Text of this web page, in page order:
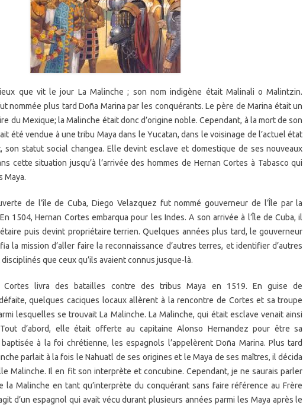
que vit le jour La Malinche ; son nom indigène était Malinali o Malintzin.
nommée plus tard Doña Marina par les conquérants. Le père de Marina était un
du Mexique; la Malinche était donc d’origine noble. Cependant, à la mort de son
été vendue à une tribu Maya dans le Yucatan, dans le voisinage de l’actuel état
son statut social changea. Elle devint esclave et domestique de ses nouveaux
cette situation jusqu’à l’arrivée des hommes de Hernan Cortes à Tabasco qui
Maya.
de l’île de Cuba, Diego Velazquez fut nommé gouverneur de l’Île par la
1504, Hernan Cortes embarqua pour les Indes. A son arrivée à l’Île de Cuba, il
puis devint propriétaire terrien. Quelques années plus tard, le gouverneur
la mission d’aller faire la reconnaissance d’autres terres, et identifier d’autres
que ceux qu’ils avaient connus jusque-là.
Cortes livra des batailles contre des tribus Maya en 1519. En guise de
quelques caciques locaux allèrent à la rencontre de Cortes et sa troupe
lesquelles se trouvait La Malinche. La Malinche, qui était esclave venait ainsi
d’abord, elle était offerte au capitaine Alonso Hernandez pour être sa
baptisée à la foi chrétienne, les espagnols l’appelèrent Doña Marina. Plus tard
parlait à la fois le Nahuatl de ses origines et le Maya de ses maîtres, il décida
Malinche. Il en fit son interprète et concubine. Cependant, je ne saurais parler
la Malinche en tant qu’interprète du conquérant sans faire référence au Frère
d’un espagnol qui avait vécu durant plusieurs années parmi les Maya après le